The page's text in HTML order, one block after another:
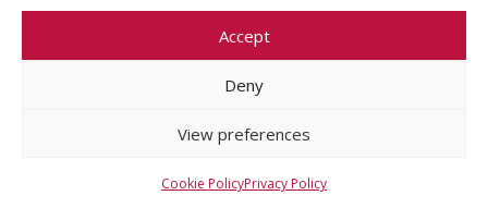
Accept
Deny
View preferences
Cookie PolicyPrivacy Policy
Shutterstock.com